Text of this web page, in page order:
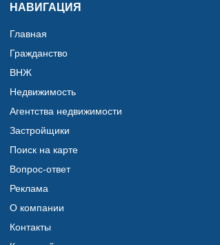
НАВИГАЦИЯ
Главная
Гражданство
ВНЖ
Недвижимость
Агентства недвижимости
Застройщики
Поиск на карте
Вопрос-ответ
Реклама
О компании
Контакты